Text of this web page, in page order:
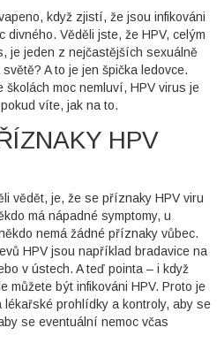
když zjistí, že jsou infikováni
divného. Věděli jste, že HPV, celým
je jeden z nejčastějších sexuálně
A to je jen špička ledovce.
školách moc nemluví, HPV virus je
víte, jak na to.
HPV
vědět, je, že se příznaky HPV viru
má nápadné symptomy, u
nemá žádné příznaky vůbec.
HPV jsou například bradavice na
v ústech. A teď pointa – i když
můžete být infikováni HPV. Proto je
lékařské prohlídky a kontroly, aby se
se eventuální nemoc včas